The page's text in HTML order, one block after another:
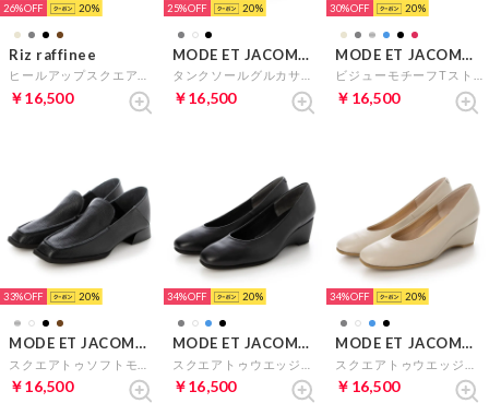
26% 20
Riz raffinee
￥16,500
25% 20
MODE ET JACOMO D'ICI
￥16,500
30% 20
MODE ET JACOMO D'ICI
￥16,500
33% 20
MODE ET JACOMO D'ICI
￥16,500
34% 20
MODE ET JACOMO D'ICI
￥16,500
34% 20
MODE ET JACOMO D'ICI
￥16,500